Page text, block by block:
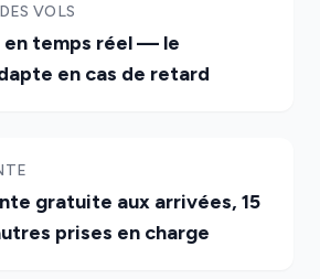
VOLS
en temps réel — le
en cas de retard
gratuite aux arrivées, 15
prises en charge